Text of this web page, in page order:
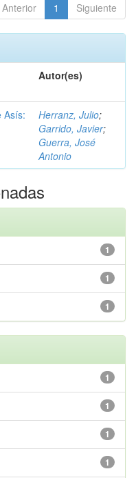
Anterior 1 Siguiente
Autor(es)
Asís:
Herranz, Julio;
Garrido, Javier;
Guerra, José
Antonio
1
1
1
1
1
1
1